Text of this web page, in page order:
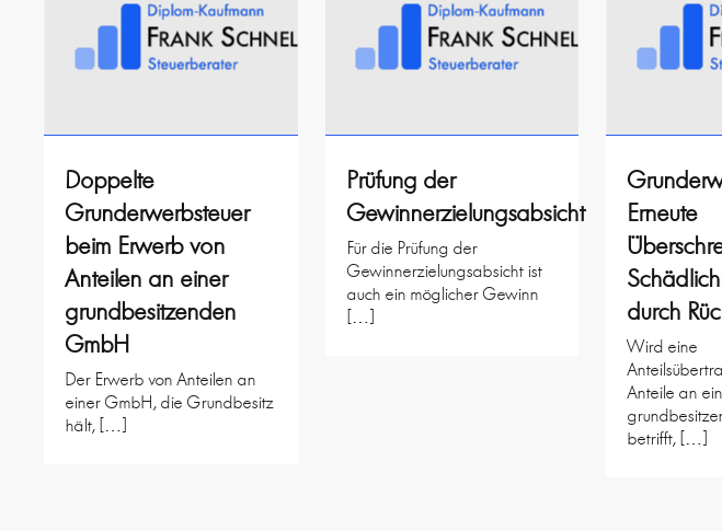
Doppelte
Grunderwerbsteuer
beim Erwerb von
Anteilen an einer
grundbesitzenden
GmbH
Der Erwerb von Anteilen an
einer GmbH, die Grundbesitz
hält, […]
Prüfung der
Gewinnerzielungsabsicht
Für die Prüfung der
Gewinnerzielungsabsicht ist
auch ein möglicher Gewinn
[…]
Erneute
durch
Wird eine
Anteile an
betrifft, […]